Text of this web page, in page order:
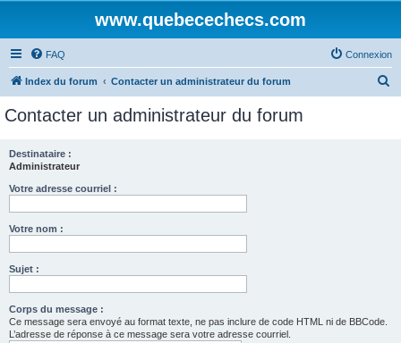
www.quebecechecs.com
FAQ Connexion
Index du forum Contacter un administrateur du forum
Contacter un administrateur du forum
Destinataire :
Administrateur
Votre adresse courriel :
Votre nom :
Sujet :
Corps du message :
Ce message sera envoyé au format texte, ne pas inclure de code HTML ni de BBCode.
L’adresse de réponse à ce message sera votre adresse courriel.